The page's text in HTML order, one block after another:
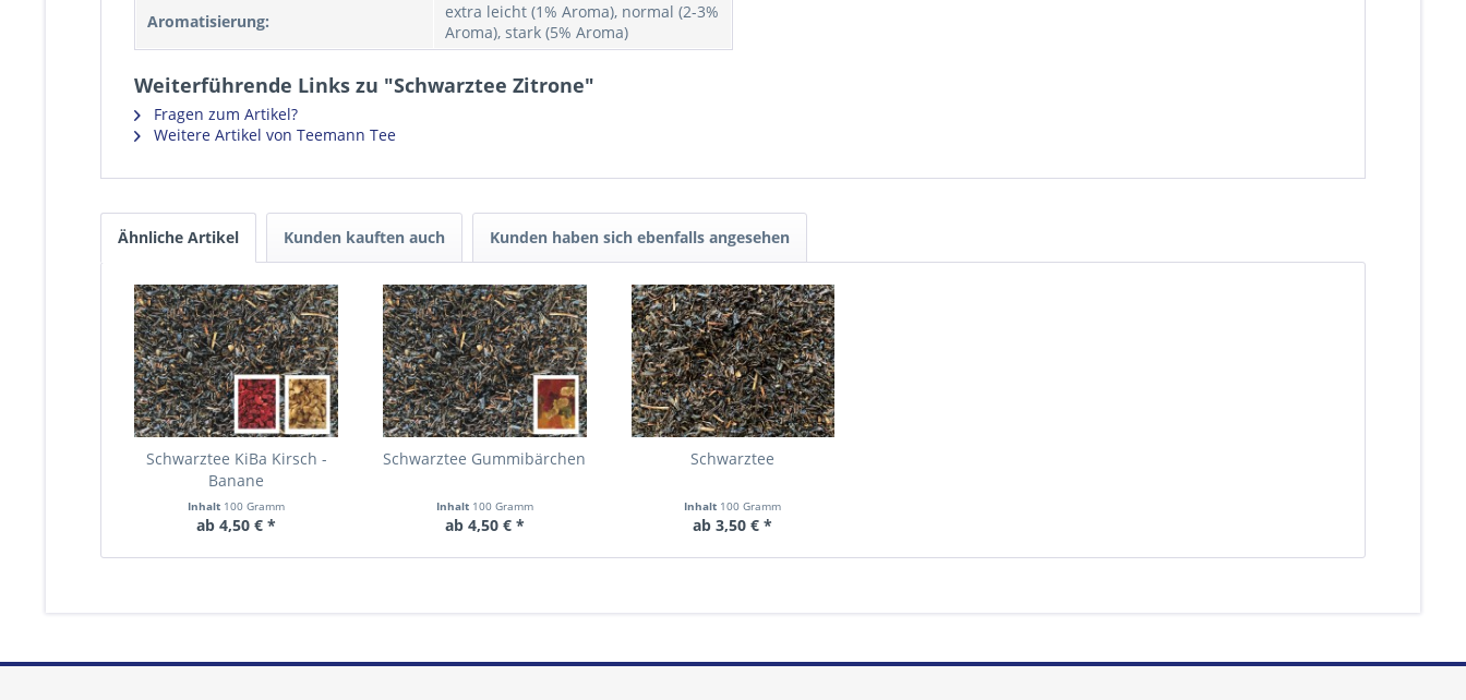
Aromatisierung:
extra leicht (1% Aroma), normal (2-3%
Aroma), stark (5% Aroma)
Weiterführende Links zu "Schwarztee Zitrone"
Fragen zum Artikel?
Weitere Artikel von Teemann Tee
Ähnliche Artikel Kunden kauften auch Kunden haben sich ebenfalls angesehen
Schwarztee KiBa Kirsch -
Banane
Inhalt 100 Gramm
ab 4,50 € *
Schwarztee Gummibärchen
Inhalt 100 Gramm
ab 4,50 € *
Schwarztee
Inhalt 100 Gramm
ab 3,50 € *